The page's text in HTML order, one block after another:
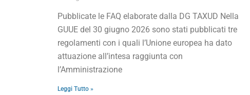
Pubblicate le FAQ elaborate dalla DG TAXUD Nella
GUUE del 30 giugno 2026 sono stati pubblicati tre
regolamenti con i quali l’Unione europea ha dato
attuazione all’intesa raggiunta con
l’Amministrazione
Leggi Tutto »